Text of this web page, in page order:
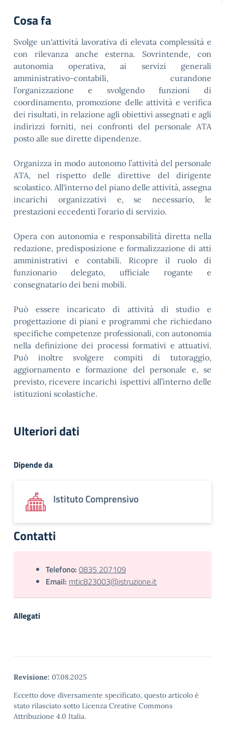
Cosa fa
Svolge un'attività lavorativa di elevata complessità e
con rilevanza anche esterna. Sovrintende, con
autonomia operativa, ai servizi generali
amministrativo-contabili, curandone
l’organizzazione e svolgendo funzioni di
coordinamento, promozione delle attività e verifica
dei risultati, in relazione agli obiettivi assegnati e agli
indirizzi forniti, nei confronti del personale ATA
posto alle sue dirette dipendenze.
Organizza in modo autonomo l’attività del personale
ATA, nel rispetto delle direttive del dirigente
scolastico. All'interno del piano delle attività, assegna
incarichi organizzativi e, se necessario, le
prestazioni eccedenti l’orario di servizio.
Opera con autonomia e responsabilità diretta nella
redazione, predisposizione e formalizzazione di atti
amministrativi e contabili. Ricopre il ruolo di
funzionario delegato, ufficiale rogante e
consegnatario dei beni mobili.
Può essere incaricato di attività di studio e
progettazione di piani e programmi che richiedano
specifiche competenze professionali, con autonomia
nella definizione dei processi formativi e attuativi.
Può inoltre svolgere compiti di tutoraggio,
aggiornamento e formazione del personale e, se
previsto, ricevere incarichi ispettivi all’interno delle
istituzioni scolastiche.
Ulteriori dati
Dipende da
Istituto Comprensivo
Contatti
Telefono: 0835 207109
Email: mtic823003@istruzione.it
Allegati
Revisione: 07.08.2025
Eccetto dove diversamente specificato, questo articolo è
stato rilasciato sotto Licenza Creative Commons
Attribuzione 4.0 Italia.